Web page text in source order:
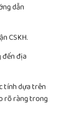
dẫn
CSKH.
đến địa
tính dựa trên
rõ ràng trong